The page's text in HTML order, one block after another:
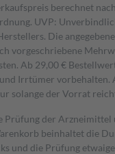
berechnet
UVP:
Die
vorgeschriebene
Ab 29,00 €
Irrtümer vorbehalten.
solange der Vorrat
Prüfung der Arzneimittel
beinhaltet die
und die Prüfung